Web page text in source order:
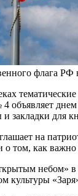
флага РФ
объявляет
закладки для
на
о том, как
небом» в
культуры